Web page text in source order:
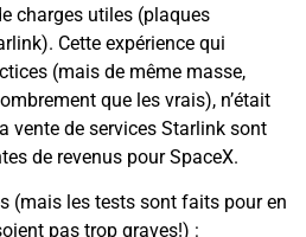
charges utiles (plaques
Cette expérience qui
(mais de même masse,
que les vrais), n’était
vente de services Starlink sont
de revenus pour SpaceX.
(mais les tests sont faits pour en
pas trop graves!) :